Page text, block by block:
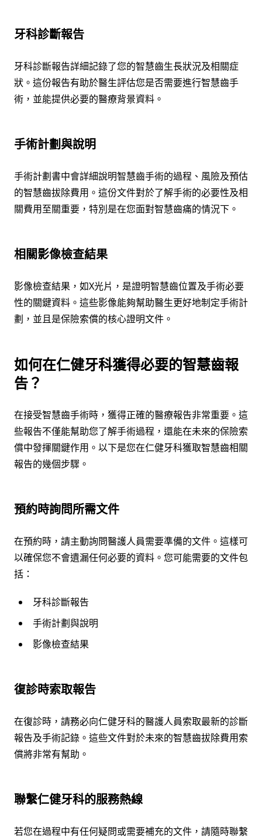
牙科診斷報告
牙科診斷報告詳細記錄了您的智慧齒生長狀況及相關症
狀。這份報告有助於醫生評估您是否需要進行智慧齒手
術，並能提供必要的醫療背景資料。
手術計劃與說明
手術計劃書中會詳細說明智慧齒手術的過程、風險及預估
的智慧齒拔除費用。這份文件對於了解手術的必要性及相
關費用至關重要，特別是在您面對智慧齒痛的情況下。
相關影像檢查結果
影像檢查結果，如X光片，是證明智慧齒位置及手術必要
性的關鍵資料。這些影像能夠幫助醫生更好地制定手術計
劃，並且是保險索償的核心證明文件。
如何在仁健牙科獲得必要的智慧齒報
告？
在接受智慧齒手術時，獲得正確的醫療報告非常重要。這
些報告不僅能幫助您了解手術過程，還能在未來的保險索
償中發揮關鍵作用。以下是您在仁健牙科獲取智慧齒相關
報告的幾個步驟。
預約時詢問所需文件
在預約時，請主動詢問醫護人員需要準備的文件。這樣可
以確保您不會遺漏任何必要的資料。您可能需要的文件包
括：
牙科診斷報告
手術計劃與說明
影像檢查結果
復診時索取報告
在復診時，請務必向仁健牙科的醫護人員索取最新的診斷
報告及手術記錄。這些文件對於未來的智慧齒拔除費用索
償將非常有幫助。
聯繫仁健牙科的服務熱線
若您在過程中有任何疑問或需要補充的文件，請隨時聯繫